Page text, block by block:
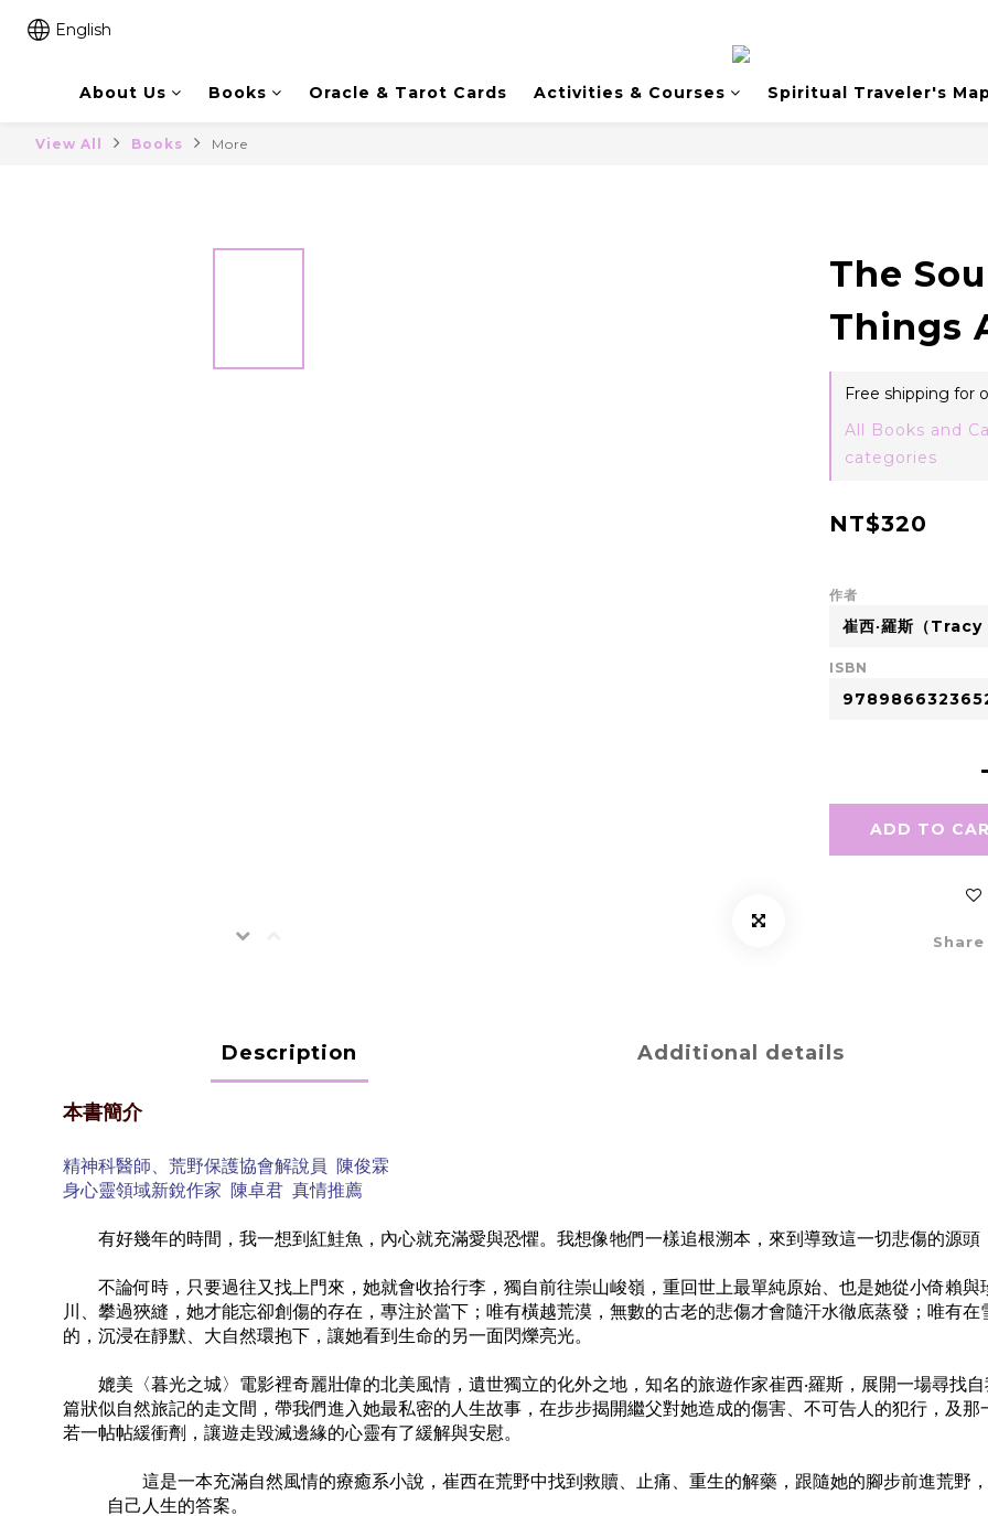
English
About Us Books Oracle & Tarot Cards Activities & Courses Spiritual Traveler's
View All Books More
The
Things
Free shipping for
All Books and
categories
NT$320
作者
ISBN
ADD TO
Share
Description Additional details
本書簡介
精神科醫師、荒野保護協會解說員 陳俊霖
身心靈領域新銳作家 陳卓君 真情推薦
有好幾年的時間，我一想到紅鮭魚，內心就充滿愛與恐懼。我想像牠們一樣追根溯本，來到導致這一切悲傷的源
不論何時，只要過往又找上門來，她就會收拾行李，獨自前往崇山峻嶺，重回世上最單純原始、也是她從小倚賴與
川、攀過狹縫，她才能忘卻創傷的存在，專注於當下；唯有橫越荒漠，無數的古老的悲傷才會隨汗水徹底蒸發；唯有
的，沉浸在靜默、大自然環抱下，讓她看到生命的另一面閃爍亮光。
媲美〈暮光之城〉電影裡奇麗壯偉的北美風情，遺世獨立的化外之地，知名的旅遊作家崔西‧羅斯，展開一場尋找
篇狀似自然旅記的走文間，帶我們進入她最私密的人生故事，在步步揭開繼父對她造成的傷害、不可告人的犯行，及
若一帖帖緩衝劑，讓遊走毀滅邊緣的心靈有了緩解與安慰。
這是一本充滿自然風情的療癒系小說，崔西在荒野中找到救贖、止痛、重生的解藥，跟隨她的腳步前進荒野
自己人生的答案。